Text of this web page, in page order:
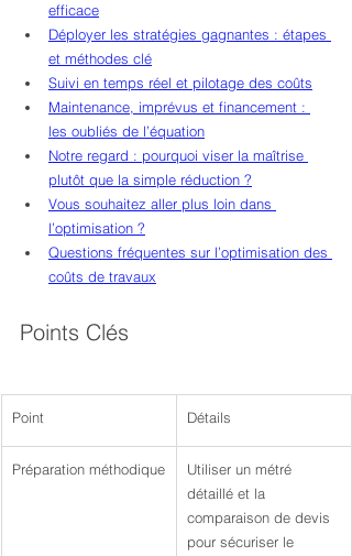
efficace
Déployer les stratégies gagnantes : étapes
et méthodes clé
Suivi en temps réel et pilotage des coûts
Maintenance, imprévus et financement :
les oubliés de l’équation
Notre regard : pourquoi viser la maîtrise
plutôt que la simple réduction ?
Vous souhaitez aller plus loin dans
l’optimisation ?
Questions fréquentes sur l’optimisation des
coûts de travaux
Points Clés
Point Détails
Préparation méthodique
Utiliser un métré
détaillé et la
comparaison de devis
pour sécuriser le